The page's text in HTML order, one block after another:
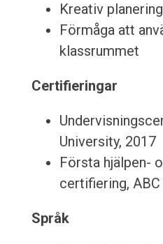
Kreativ
Förmåga att
klassrummet
Certifieringar
University, 2017
Första hjälpen-
certifiering,
Språk